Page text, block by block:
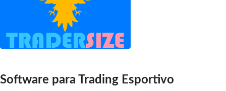
Software para Trading Esportivo